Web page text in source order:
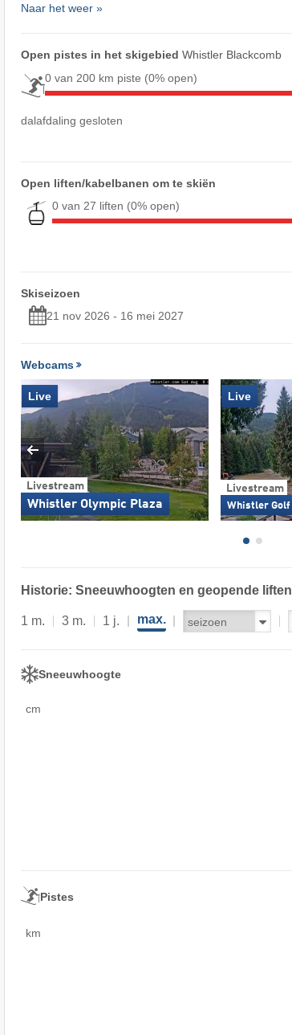
Naar het weer »
Open pistes in het skigebied Whistler Blackcomb
0 van 200 km piste (0% open)
dalafdaling gesloten
Open liften/kabelbanen om te skiën
0 van 27 liften (0% open)
Skiseizoen
21 nov 2026 - 16 mei 2027
Webcams
Livestream
Whistler Olympic Plaza
Live
Livestream
Whistler Golf
Live
Historie: Sneeuwhoogten en geopende
1 m. 3 m. 1 j. max.
Sneeuwhoogte
cm
Pistes
km